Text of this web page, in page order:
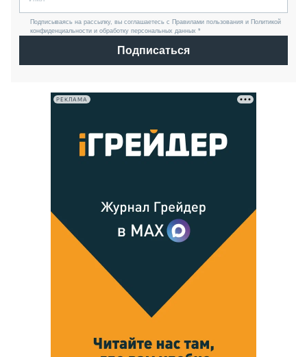
Подписываясь на рассылку, вы соглашаетесь с Правилами пользования и Политикой
конфиденциальности и обработку персональных данных *
Подписаться
РЕКЛАМА